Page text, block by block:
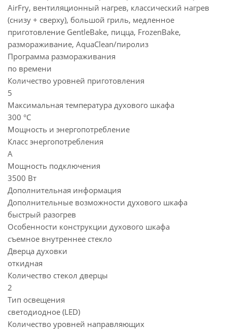
AirFry, вентиляционный нагрев, классический нагрев
(снизу + сверху), большой гриль, медленное
приготовление GentleBake, пицца, FrozenBake,
размораживание, AquaClean/пиролиз
Программа размораживания
по времени
Количество уровней приготовления
5
Максимальная температура духового шкафа
300 °С
Мощность и энергопотребление
Класс энергопотребления
A
Мощность подключения
3500 Вт
Дополнительная информация
Дополнительные возможности духового шкафа
быстрый разогрев
Особенности конструкции духового шкафа
съемное внутреннее стекло
Дверца духовки
откидная
Количество стекол дверцы
2
Тип освещения
светодиодное (LED)
Количество уровней направляющих